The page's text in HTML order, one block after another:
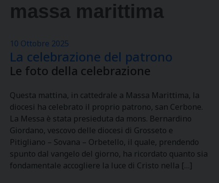
massa marittima
10 Ottobre 2025
La celebrazione del patrono
Le foto della celebrazione
Questa mattina, in cattedrale a Massa Marittima, la
diocesi ha celebrato il proprio patrono, san Cerbone.
La Messa è stata presieduta da mons. Bernardino
Giordano, vescovo delle diocesi di Grosseto e
Pitigliano – Sovana – Orbetello, il quale, prendendo
spunto dal vangelo del giorno, ha ricordato quanto sia
fondamentale accogliere la luce di Cristo nella […]